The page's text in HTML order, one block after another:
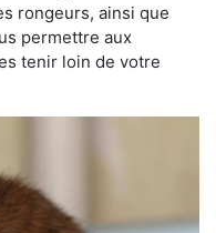
rongeurs, ainsi que
permettre aux
tenir loin de votre